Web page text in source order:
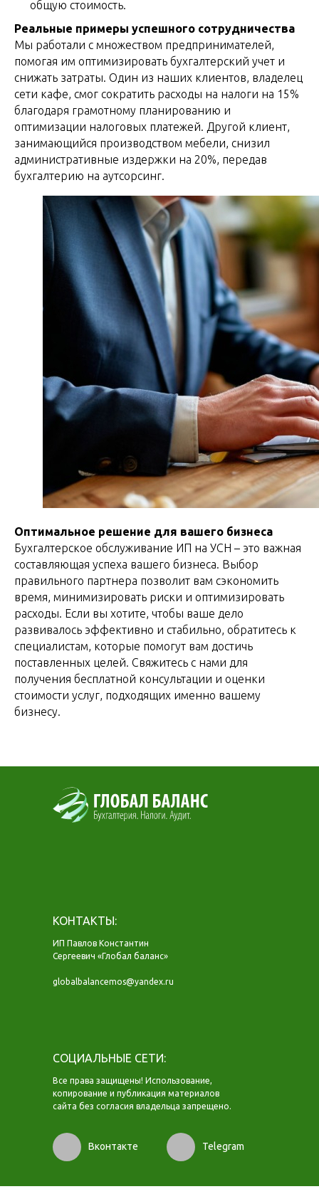
общую стоимость.
Реальные примеры успешного сотрудничества
Мы работали с множеством предпринимателей,
помогая им оптимизировать бухгалтерский учет и
снижать затраты. Один из наших клиентов, владелец
сети кафе, смог сократить расходы на налоги на 15%
благодаря грамотному планированию и
оптимизации налоговых платежей. Другой клиент,
занимающийся производством мебели, снизил
административные издержки на 20%, передав
бухгалтерию на аутсорсинг.
Оптимальное решение для вашего бизнеса
Бухгалтерское обслуживание ИП на УСН – это важная
составляющая успеха вашего бизнеса. Выбор
правильного партнера позволит вам сэкономить
время, минимизировать риски и оптимизировать
расходы. Если вы хотите, чтобы ваше дело
развивалось эффективно и стабильно, обратитесь к
специалистам, которые помогут вам достичь
поставленных целей. Свяжитесь с нами для
получения бесплатной консультации и оценки
стоимости услуг, подходящих именно вашему
бизнесу.
ИП Павлов Константин
Сергеевич «Глобал баланс»
globalbalancemos@yandex.ru
КОНТАКТЫ:
Все права защищены! Использование,
копирование и публикация материалов
сайта без согласия владельца запрещено.
СОЦИАЛЬНЫЕ СЕТИ:
Telegram
Вконтакте